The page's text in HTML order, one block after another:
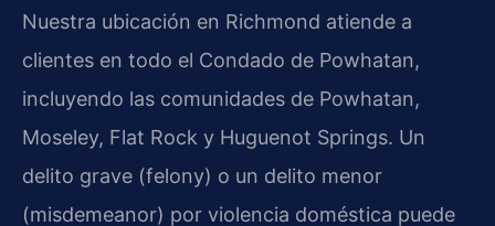
Nuestra ubicación en Richmond atiende a
clientes en todo el Condado de Powhatan,
incluyendo las comunidades de Powhatan,
Moseley, Flat Rock y Huguenot Springs. Un
delito grave (felony) o un delito menor
(misdemeanor) por violencia doméstica puede